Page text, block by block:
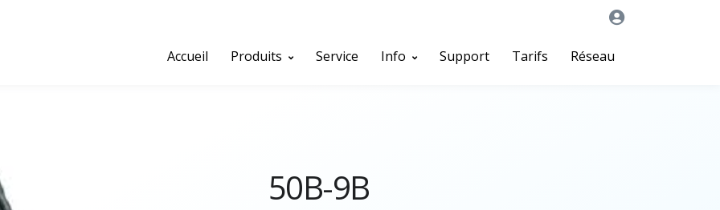
Accueil Produits Service Info Support Tarifs Réseau
50B-9B